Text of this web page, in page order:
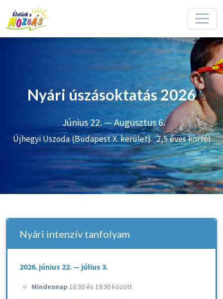
Nyári úszásoktatás 2026
Június 22. — Augusztus 6.
Újhegyi Uszoda (Budapest X. kerület) · 2,5 éves kortól
Nyári intenzív tanfolyam
2026. június 22. — július 3.
Mindennap 16:30 és 19:30 között